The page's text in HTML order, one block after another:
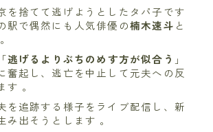
を捨てて逃げようとしたタパ子です
駅で偶然にも人気俳優の楠木速斗 と
逃げるよりぶちのめす方が似合う 」
奮起し、逃亡を中止して元夫への反
。
を追跡する様子をライブ配信し、新
み出そうとします 。